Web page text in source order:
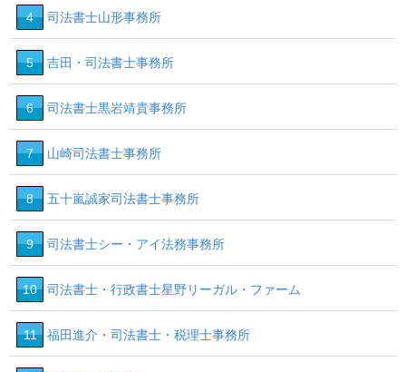
4 司法書士山形事務所
5 吉田・司法書士事務所
6 司法書士黒岩靖貴事務所
7 山崎司法書士事務所
8 五十嵐誠家司法書士事務所
9 司法書士シー・アイ法務事務所
10 司法書士・行政書士星野リーガル・ファーム
11 福田進介・司法書士・税理士事務所